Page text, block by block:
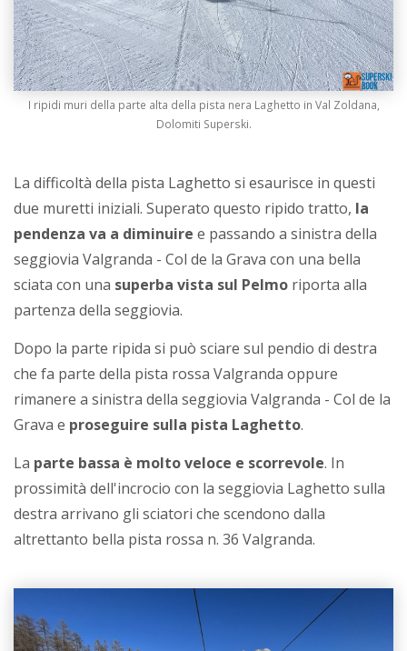
I ripidi muri della parte alta della pista nera Laghetto in Val Zoldana,
Dolomiti Superski.
La difficoltà della pista Laghetto si esaurisce in questi
due muretti iniziali. Superato questo ripido tratto, la
pendenza va a diminuire e passando a sinistra della
seggiovia Valgranda - Col de la Grava con una bella
sciata con una superba vista sul Pelmo riporta alla
partenza della seggiovia.
Dopo la parte ripida si può sciare sul pendio di destra
che fa parte della pista rossa Valgranda oppure
rimanere a sinistra della seggiovia Valgranda - Col de la
Grava e proseguire sulla pista Laghetto.
La parte bassa è molto veloce e scorrevole. In
prossimità dell'incrocio con la seggiovia Laghetto sulla
destra arrivano gli sciatori che scendono dalla
altrettanto bella pista rossa n. 36 Valgranda.